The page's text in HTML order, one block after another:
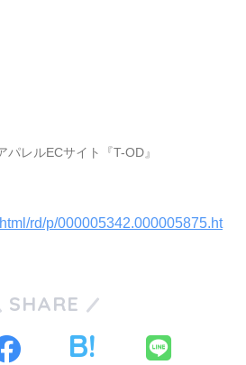
レルECサイト『T-OD』
rd/p/000005342.000005875.ht
SHARE